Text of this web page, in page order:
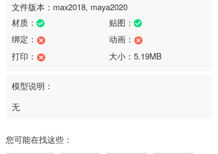
文件版本：max2018, maya2020
材质：
贴图：
绑定：
动画：
打印：
大小：5.19MB
模型说明：
无
您可能在找这些：